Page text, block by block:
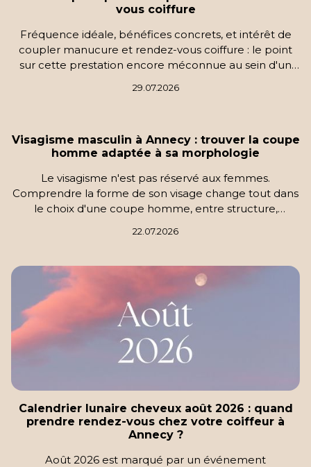
vous coiffure
Fréquence idéale, bénéfices concrets, et intérêt de
coupler manucure et rendez-vous coiffure : le point
sur cette prestation encore méconnue au sein d'un
29.07.2026
Visagisme masculin à Annecy : trouver la coupe
homme adaptée à sa morphologie
Le visagisme n'est pas réservé aux femmes.
Comprendre la forme de son visage change tout dans
le choix d'une coupe homme, entre structure,
22.07.2026
Calendrier lunaire cheveux août 2026 : quand
prendre rendez-vous chez votre coiffeur à
Annecy ?
Août 2026 est marqué par un événement